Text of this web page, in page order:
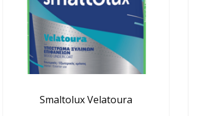
Smaltolux Velatoura